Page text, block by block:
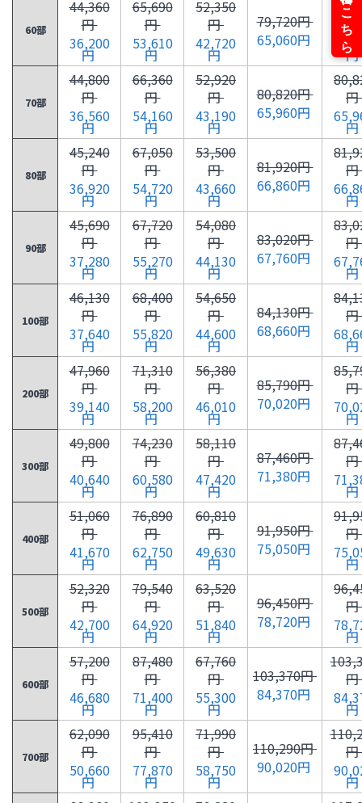
60部
44,360
円
36,200
円
65,690
円
53,610
円
52,350
円
42,720
円
79,720円
65,060円
円
円
70部
44,800
円
36,560
円
66,360
円
54,160
円
52,920
円
43,190
円
80,820円
65,960円
円
円
80部
45,240
円
36,920
円
67,050
円
54,720
円
53,500
円
43,660
円
81,920円
66,860円
円
円
90部
45,690
円
37,280
円
67,720
円
55,270
円
54,080
円
44,130
円
83,020円
67,760円
円
円
100部
46,130
円
37,640
円
68,400
円
55,820
円
54,650
円
44,600
円
84,130円
68,660円
円
円
200部
47,960
円
39,140
円
71,310
円
58,200
円
56,380
円
46,010
円
85,790円
70,020円
円
円
300部
49,800
円
40,640
円
74,230
円
60,580
円
58,110
円
47,420
円
87,460円
71,380円
円
円
400部
51,060
円
41,670
円
76,890
円
62,750
円
60,810
円
49,630
円
91,950円
75,050円
円
円
500部
52,320
円
42,700
円
79,540
円
64,920
円
63,520
円
51,840
円
96,450円
78,720円
円
円
600部
57,200
円
46,680
円
87,480
円
71,400
円
67,760
円
55,300
円
103,370円
84,370円
円
円
700部
62,090
円
50,660
円
95,410
円
77,870
円
71,990
円
58,750
円
110,290円
90,020円
円
円